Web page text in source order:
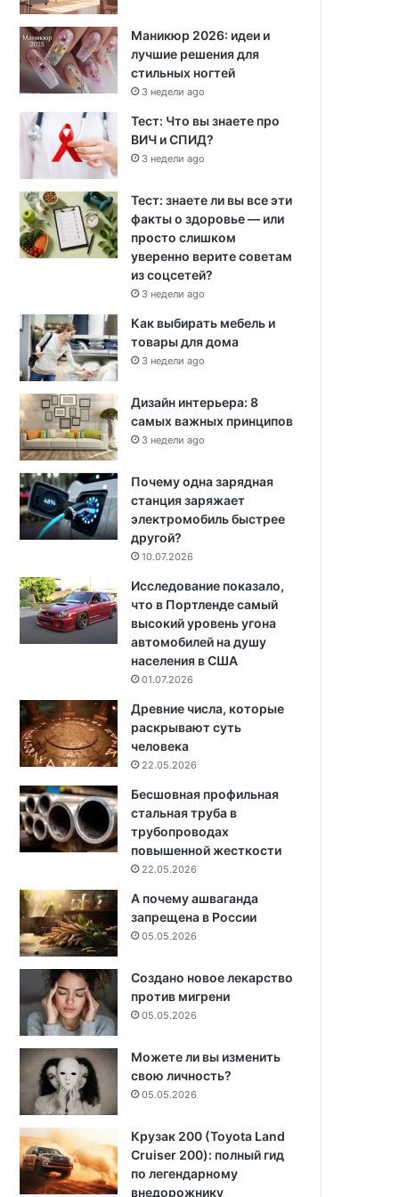
Маникюр 2026: идеи и
лучшие решения для
стильных ногтей
3 недели ago
Тест: Что вы знаете про
ВИЧ и СПИД?
3 недели ago
Тест: знаете ли вы все эти
факты о здоровье — или
просто слишком
уверенно верите советам
из соцсетей?
3 недели ago
Как выбирать мебель и
товары для дома
3 недели ago
Дизайн интерьера: 8
самых важных принципов
3 недели ago
Почему одна зарядная
станция заряжает
электромобиль быстрее
другой?
10.07.2026
Исследование показало,
что в Портленде самый
высокий уровень угона
автомобилей на душу
населения в США
01.07.2026
Древние числа, которые
раскрывают суть
человека
22.05.2026
Бесшовная профильная
стальная труба в
трубопроводах
повышенной жесткости
22.05.2026
А почему ашваганда
запрещена в России
05.05.2026
Создано новое лекарство
против мигрени
05.05.2026
Можете ли вы изменить
свою личность?
05.05.2026
Крузак 200 (Toyota Land
Cruiser 200): полный гид
по легендарному
внедорожнику